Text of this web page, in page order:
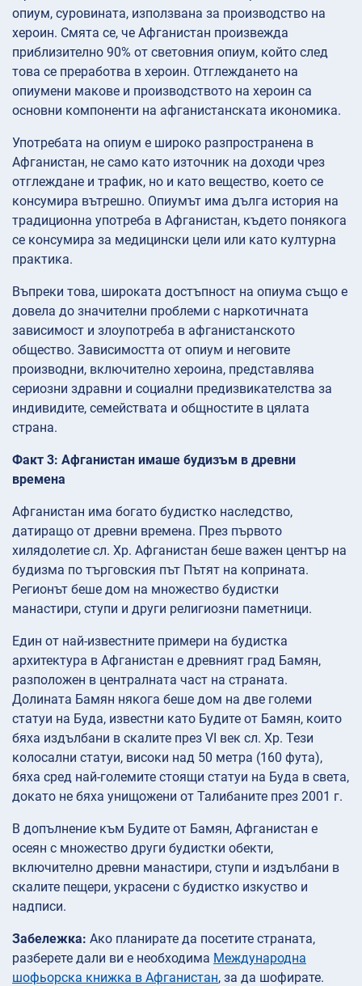
опиум, суровината, използвана за производство на
хероин. Смята се, че Афганистан произвежда
приблизително 90% от световния опиум, който след
това се преработва в хероин. Отглеждането на
опиумени макове и производството на хероин са
основни компоненти на афганистанската икономика.
Употребата на опиум е широко разпространена в
Афганистан, не само като източник на доходи чрез
отглеждане и трафик, но и като вещество, което се
консумира вътрешно. Опиумът има дълга история на
традиционна употреба в Афганистан, където понякога
се консумира за медицински цели или като културна
практика.
Въпреки това, широката достъпност на опиума също е
довела до значителни проблеми с наркотичната
зависимост и злоупотреба в афганистанското
общество. Зависимостта от опиум и неговите
производни, включително хероина, представлява
сериозни здравни и социални предизвикателства за
индивидите, семействата и общностите в цялата
страна.
Факт 3: Афганистан имаше будизъм в древни
времена
Афганистан има богато будистко наследство,
датиращо от древни времена. През първото
хилядолетие сл. Хр. Афганистан беше важен център на
будизма по търговския път Пътят на коприната.
Регионът беше дом на множество будистки
манастири, ступи и други религиозни паметници.
Един от най-известните примери на будистка
архитектура в Афганистан е древният град Бамян,
разположен в централната част на страната.
Долината Бамян някога беше дом на две големи
статуи на Буда, известни като Будите от Бамян, които
бяха издълбани в скалите през VI век сл. Хр. Тези
колосални статуи, високи над 50 метра (160 фута),
бяха сред най-големите стоящи статуи на Буда в света,
докато не бяха унищожени от Талибаните през 2001 г.
В допълнение към Будите от Бамян, Афганистан е
осеян с множество други будистки обекти,
включително древни манастири, ступи и издълбани в
скалите пещери, украсени с будистко изкуство и
надписи.
Забележка: Ако планирате да посетите страната,
разберете дали ви е необходима Международна
шофьорска книжка в Афганистан, за да шофирате.